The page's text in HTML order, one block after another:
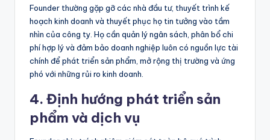
Founder thường gặp gỡ các nhà đầu tư, thuyết trình kế
hoạch kinh doanh và thuyết phục họ tin tưởng vào tầm
nhìn của công ty. Họ cần quản lý ngân sách, phân bổ chi
phí hợp lý và đảm bảo doanh nghiệp luôn có nguồn lực tài
chính để phát triển sản phẩm, mở rộng thị trường và ứng
phó với những rủi ro kinh doanh.
4. Định hướng phát triển sản
phẩm và dịch vụ